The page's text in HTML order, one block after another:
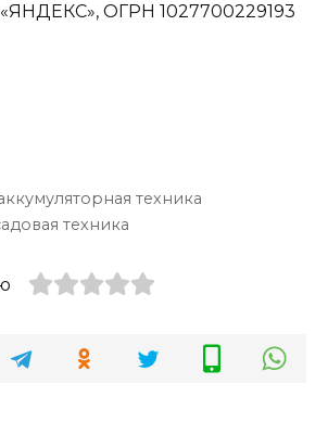
ОГРН 1027700229193
техника
техника